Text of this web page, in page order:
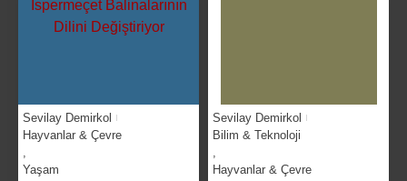
Sevilay Demirkol
Hayvanlar & Çevre
,
Yaşam
Sevilay Demirkol
Bilim & Teknoloji
,
Hayvanlar & Çevre